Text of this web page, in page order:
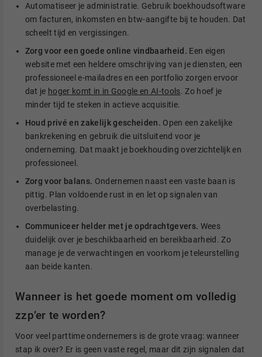
Automatiseer je administratie. Gebruik boekhoudsoftware
om facturen, inkomsten en btw-aangifte bij te houden. Dat
scheelt tijd en vergissingen.
Zorg voor een goede online vindbaarheid. Een eigen
website met een heldere omschrijving van je diensten, een
professioneel e-mailadres en een portfolio zorgen ervoor
dat je hoger komt in in Google en AI-tools. Zo hoef je
minder tijd te steken in actieve acquisitie.
Houd privé en zakelijk gescheiden. Open een zakelijke
bankrekening en gebruik die uitsluitend voor je
onderneming. Dat maakt je boekhouding overzichtelijk en
professioneel.
Zorg voor balans. Ondernemen naast een vaste baan is
pittig. Plan voldoende rust in en let op signalen van
overbelasting.
Communiceer helder met je opdrachtgevers. Wees
duidelijk over je beschikbaarheid en bereikbaarheid. Zo
manage je de verwachtingen en voorkom je teleurstelling
aan beide kanten.
Wanneer is het goede moment om volledig
zzp’er te worden?
Voor veel parttime ondernemers is de grote vraag: wanneer
stap ik over? Er is geen vaste regel, maar dit zijn signalen dat